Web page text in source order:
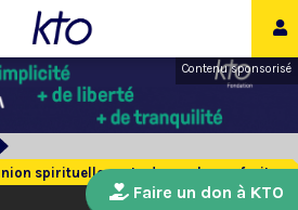
Contenu sponsorisé
spirituelle porte de nombreux fruits
Faire un don à KTO